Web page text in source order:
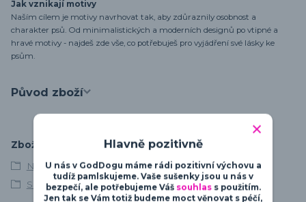
Jak vznikají motivy
Naším cílem je motivy navrhovat tak, aby zdůraznily osobnost a
charakter psů. Od minimalistických a moderních designů po vtipné a
hravé motivy - najdeš zde vše, co potřebuješ pro vyjádření své lásky ke
psům.
Původ zboží
Zboží zařazeno v kategoriích
Německý boxer
Silueta
Hlavně pozitivně
U nás v GodDogu máme rádi pozitivní výchovu a
tudíž pamlskujeme. Vaše sušenky jsou u nás v
bezpečí, ale potřebujeme Váš souhlass použitím.
Jen tak se Vám totiž budeme moct věnovat s péčí,